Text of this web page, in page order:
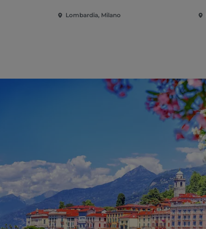
Lombardia, Milano